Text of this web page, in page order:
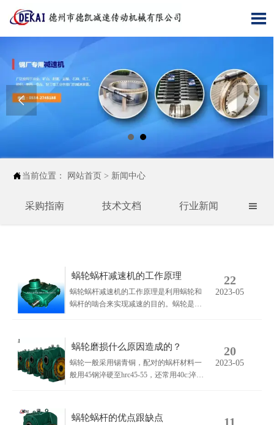

 
 当前位置： 网站首页 > 新闻中心
采购指南 技术文档 行业新闻 
蜗轮蜗杆减速机的工作原理
蜗轮蜗杆减速机的工作原理是利用蜗轮和
蜗杆的啮合来实现减速的目的。蜗轮是一
呈螺旋状，与蜗轮啮合。当蜗轮和蜗杆啮
合时，由于蜗线的特殊形状，使得蜗轮的
转速比蜗杆的转速低，从而实现减速的目
的。
22
2023-05
蜗轮磨损什么原因造成的？
蜗轮一般采用锡青铜，配对的蜗杆材料一
般用45钢淬硬至hrc45-55，还常用40c:淬硬
淬硬的锉刀，不停地锉削蜗轮，使蜗轮产
20
2023-05
蜗轮蜗杆的优点跟缺点 11